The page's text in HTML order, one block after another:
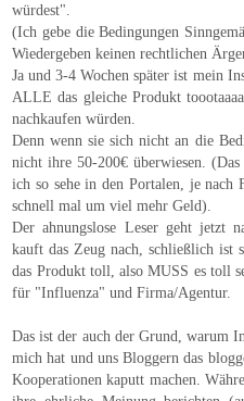
würdest".
(Ich gebe die Bedingungen
Wiedergeben keinen rechtlichen
Ja und 3-4 Wochen später ist mein
ALLE das gleiche Produkt
nachkaufen würden.
Denn wenn sie sich nicht an die
nicht ihre 50-200€ überwiesen.
ich so sehe in den Portalen, je nach
schnell mal um viel mehr Geld).
Der ahnungslose Leser geht jetzt
kauft das Zeug nach, schließlich ist
das Produkt toll, also MUSS es toll
für "Influenza" und Firma/Agentur.
Das ist der auch der Grund, warum
mich hat und uns Bloggern das
Kooperationen kaputt machen.